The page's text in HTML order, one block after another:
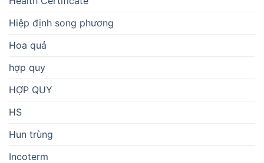
Hiệp định song phương
Hoa quả
hợp quy
HỢP QUY
HS
Hun trùng
Incoterm